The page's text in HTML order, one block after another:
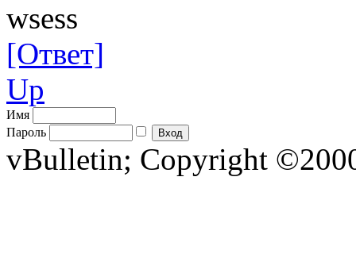
wsess
[Ответ]
Up
Имя
Пароль
vBulletin; Copyright